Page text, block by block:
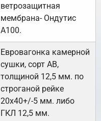
ветрозащитная
мембрана- Ондутис
А100.
Евровагонка камерной
сушки, сорт АВ,
толщиной 12,5 мм. по
строганой рейке
20х40+/-5 мм. либо
ГКЛ 12,5 мм.